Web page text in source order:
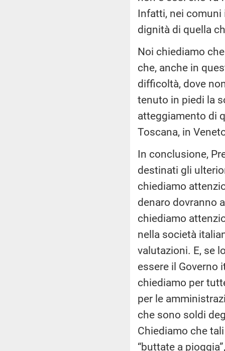
Infatti, nei comuni
dignità di quella
Noi chiediamo
che, anche in
difficoltà, dove
tenuto in piedi la
atteggiamento di
Toscana, in
In conclusione,
destinati gli
chiediamo
denaro dovranno
chiediamo
nella società
valutazioni. E, se
essere il Governo
chiediamo per
per le
che sono soldi
Chiediamo che
“buttate a